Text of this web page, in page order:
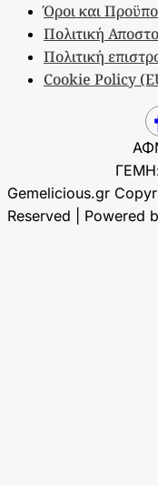
Όροι και
Πολιτική
Πολιτική
Cookie Policy
Gemelicious.gr
Reserved | Powered